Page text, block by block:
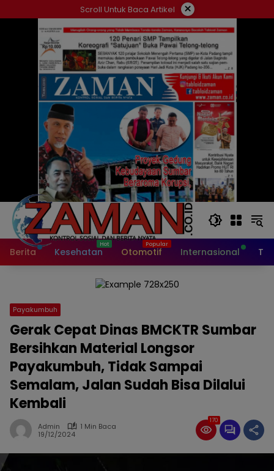
ke
Scroll Untuk Baca Artikel ×
Berita Kesehatan Otomotif Internasional
Payakumbuh
Gerak Cepat Dinas BMCKTR Sumbar
Bersihkan Material Longsor
Payakumbuh, Tidak Sampai
Semalam, Jalan Sudah Bisa Dilalui
Kembali
Admin
1 Min Baca
19/12/2024
170